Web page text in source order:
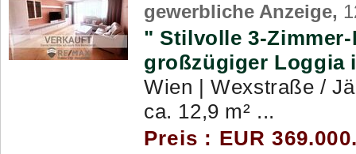
gewerbliche Anzeige,
" Stilvolle 3-
großzügiger Loggia
Wien | Wexstraße /
ca. 12,9 m² ...
Preis : EUR